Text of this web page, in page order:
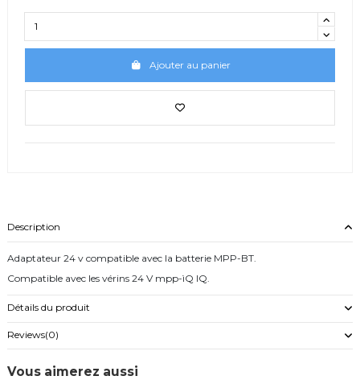
Ajouter au panier
Description
Adaptateur 24 v compatible avec la batterie MPP-BT.
Compatible avec les vérins 24 V mpp-ìQ IQ.
Détails du produit
Reviews(0)
Vous aimerez aussi